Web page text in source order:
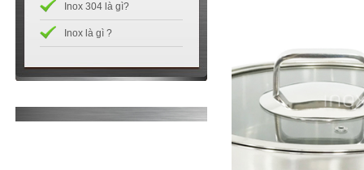
Inox 304 là gì?
Inox là gì ?